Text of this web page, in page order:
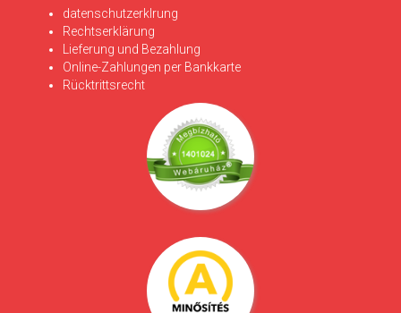
datenschutzerklrung
Rechtserklärung
Lieferung und Bezahlung
Online-Zahlungen per Bankkarte
Rücktrittsrecht